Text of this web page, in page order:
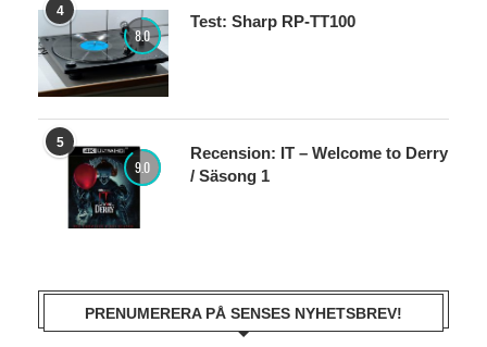
4
8.0
Test: Sharp RP-TT100
5
9.0
Recension: IT – Welcome to Derry
/ Säsong 1
PRENUMERERA PÅ SENSES NYHETSBREV!